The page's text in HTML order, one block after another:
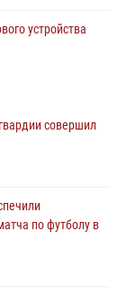
устройства
и
по футболу в
совершил
по футболу в